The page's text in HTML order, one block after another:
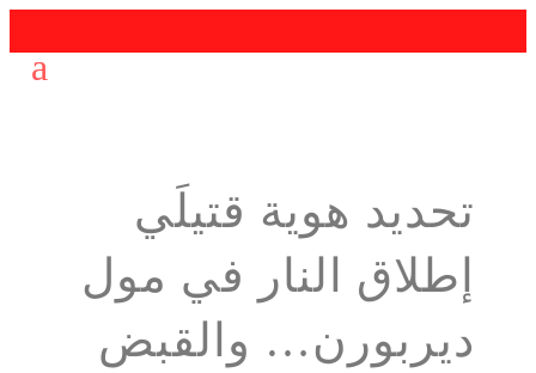
تحديد هوية قتيلَي
إطلاق النار في مول
ديربورن… والقبض